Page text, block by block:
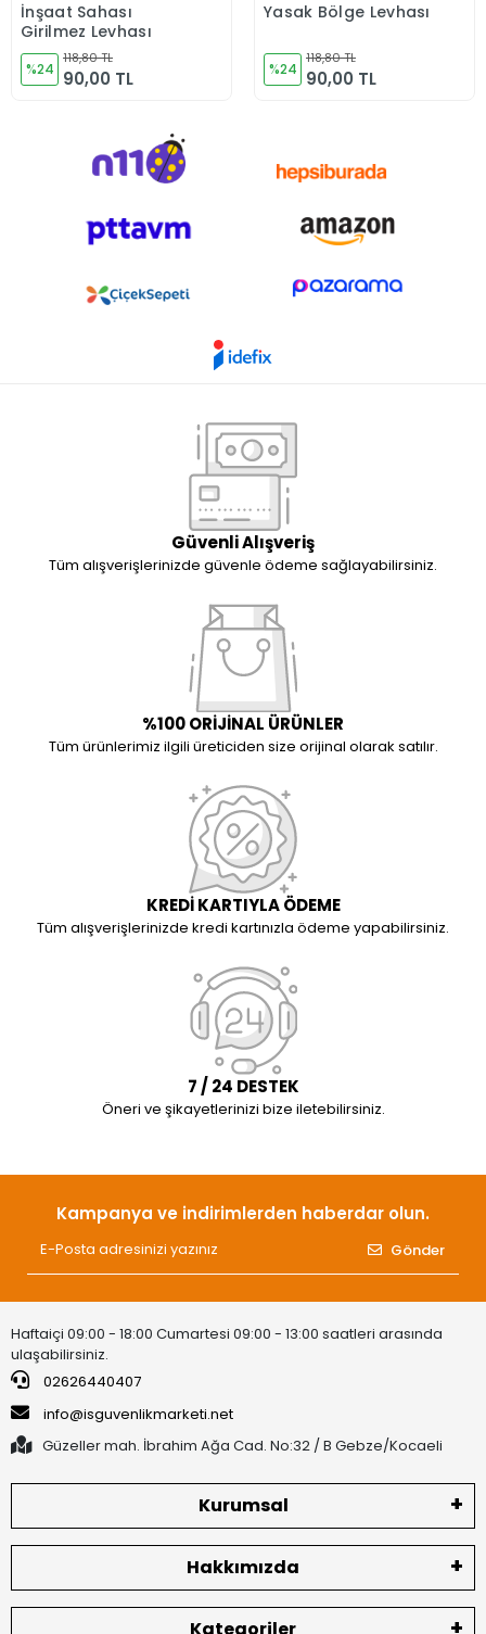
Sepete Ekle
İnşaat Sahası
Girilmez Levhası
%24
118,80 TL
90,00 TL
Sepete Ekle
Yasak Bölge Levhası
%24
118,80 TL
90,00 TL
Güvenli Alışveriş
Tüm alışverişlerinizde güvenle ödeme sağlayabilirsiniz.
%100 ORİJİNAL ÜRÜNLER
Tüm ürünlerimiz ilgili üreticiden size orijinal olarak satılır.
KREDİ KARTIYLA ÖDEME
Tüm alışverişlerinizde kredi kartınızla ödeme yapabilirsiniz.
7 / 24 DESTEK
Öneri ve şikayetlerinizi bize iletebilirsiniz.
Kampanya ve indirimlerden haberdar olun.
Gönder
Haftaiçi 09:00 - 18:00 Cumartesi 09:00 - 13:00 saatleri arasında
ulaşabilirsiniz.
02626440407
info@isguvenlikmarketi.net
Güzeller mah. İbrahim Ağa Cad. No:32 / B Gebze/Kocaeli
Kurumsal
Hakkımızda
Kategoriler